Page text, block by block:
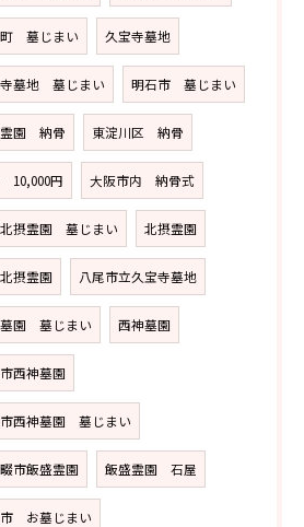
墓じまい 久宝寺墓地
墓地 墓じまい 明石市 墓じまい
園 納骨 東淀川区 納骨
10,000円 大阪市内 納骨式
摂霊園 墓じまい 北摂霊園
摂霊園 八尾市立久宝寺墓地
園 墓じまい 西神墓園
西神墓園
西神墓園 墓じまい
市飯盛霊園 飯盛霊園 石屋
お墓じまい